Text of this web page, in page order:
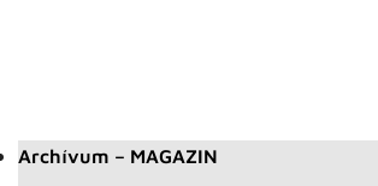
Archívum – MAGAZIN